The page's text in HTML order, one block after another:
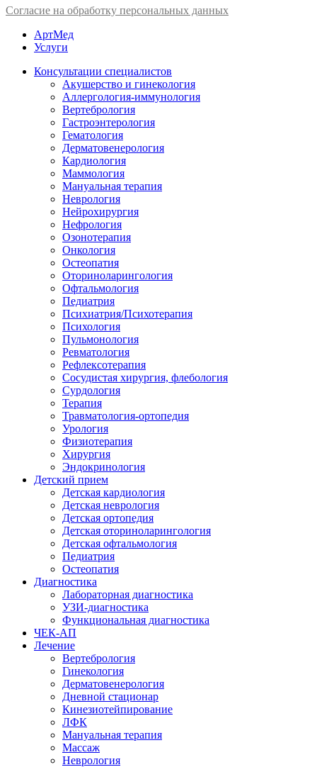
Согласие на обработку персональных данных
АртМед
Услуги
Консультации специалистов
Акушерство и гинекология
Аллергология-иммунология
Вертебрология
Гастроэнтерология
Гематология
Дерматовенерология
Кардиология
Маммология
Мануальная терапия
Неврология
Нейрохирургия
Нефрология
Озонотерапия
Онкология
Остеопатия
Оториноларингология
Офтальмология
Педиатрия
Психиатрия/Психотерапия
Психология
Пульмонология
Ревматология
Рефлексотерапия
Сосудистая хирургия, флебология
Сурдология
Терапия
Травматология-ортопедия
Урология
Физиотерапия
Хирургия
Эндокринология
Детский прием
Детская кардиология
Детская неврология
Детская ортопедия
Детская оториноларингология
Детская офтальмология
Педиатрия
Остеопатия
Диагностика
Лабораторная диагностика
УЗИ-диагностика
Функциональная диагностика
ЧЕК-АП
Лечение
Вертебрология
Гинекология
Дерматовенерология
Дневной стационар
Кинезиотейпирование
ЛФК
Мануальная терапия
Массаж
Неврология